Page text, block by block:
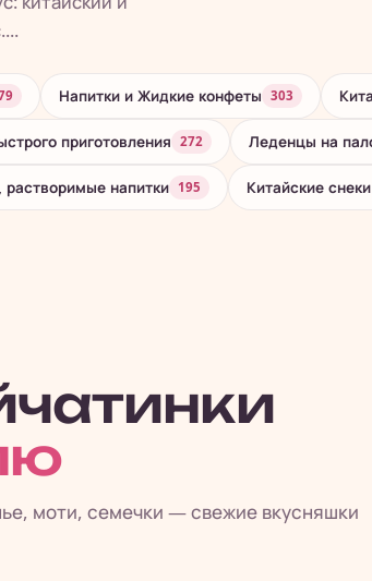
Напитки и Жидкие конфеты 303
приготовления 272 Леденцы на
растворимые напитки 195 Китайские
моти, семечки — свежие вкусняшки